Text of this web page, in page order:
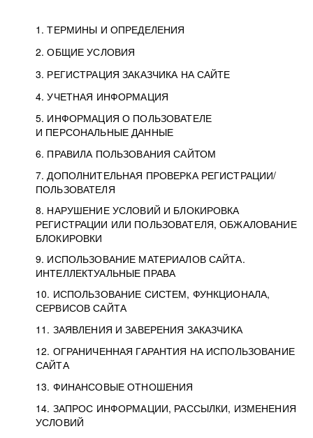
1. ТЕРМИНЫ И ОПРЕДЕЛЕНИЯ
2. ОБЩИЕ УСЛОВИЯ
3. РЕГИСТРАЦИЯ ЗАКАЗЧИКА НА САЙТЕ
4. УЧЕТНАЯ ИНФОРМАЦИЯ
5. ИНФОРМАЦИЯ О ПОЛЬЗОВАТЕЛЕ
И ПЕРСОНАЛЬНЫЕ ДАННЫЕ
6. ПРАВИЛА ПОЛЬЗОВАНИЯ САЙТОМ
7. ДОПОЛНИТЕЛЬНАЯ ПРОВЕРКА РЕГИСТРАЦИИ/
ПОЛЬЗОВАТЕЛЯ
8. НАРУШЕНИЕ УСЛОВИЙ И БЛОКИРОВКА
РЕГИСТРАЦИИ ИЛИ ПОЛЬЗОВАТЕЛЯ, ОБЖАЛОВАНИЕ
БЛОКИРОВКИ
9. ИСПОЛЬЗОВАНИЕ МАТЕРИАЛОВ САЙТА.
ИНТЕЛЛЕКТУАЛЬНЫЕ ПРАВА
10. ИСПОЛЬЗОВАНИЕ СИСТЕМ, ФУНКЦИОНАЛА,
СЕРВИСОВ САЙТА
11. ЗАЯВЛЕНИЯ И ЗАВЕРЕНИЯ ЗАКАЗЧИКА
12. ОГРАНИЧЕННАЯ ГАРАНТИЯ НА ИСПОЛЬЗОВАНИЕ
САЙТА
13. ФИНАНСОВЫЕ ОТНОШЕНИЯ
14. ЗАПРОС ИНФОРМАЦИИ, РАССЫЛКИ, ИЗМЕНЕНИЯ
УСЛОВИЙ